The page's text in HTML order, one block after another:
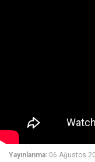
Yayınlanma: 06 Ağustos